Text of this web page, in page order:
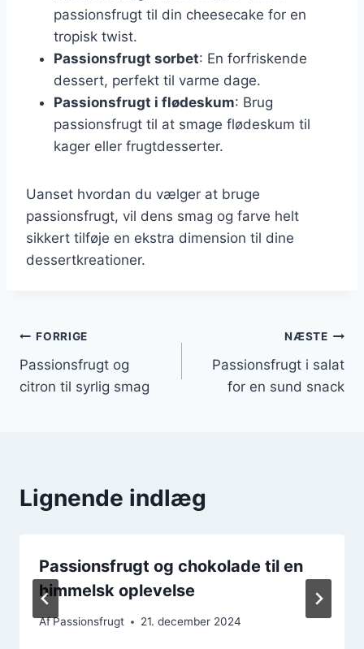
passionsfrugt til din cheesecake for en
tropisk twist.
Passionsfrugt sorbet: En forfriskende
dessert, perfekt til varme dage.
Passionsfrugt i flødeskum: Brug
passionsfrugt til at smage flødeskum til
kager eller frugtdesserter.
Uanset hvordan du vælger at bruge
passionsfrugt, vil dens smag og farve helt
sikkert tilføje en ekstra dimension til dine
dessertkreationer.
Indlægsnavigation
FORRIGE
Passionsfrugt og
citron til syrlig smag
NÆSTE
Passionsfrugt i salat
for en sund snack
Lignende indlæg
Passionsfrugt og chokolade til en
himmelsk oplevelse
AfPassionsfrugt 21. december 2024